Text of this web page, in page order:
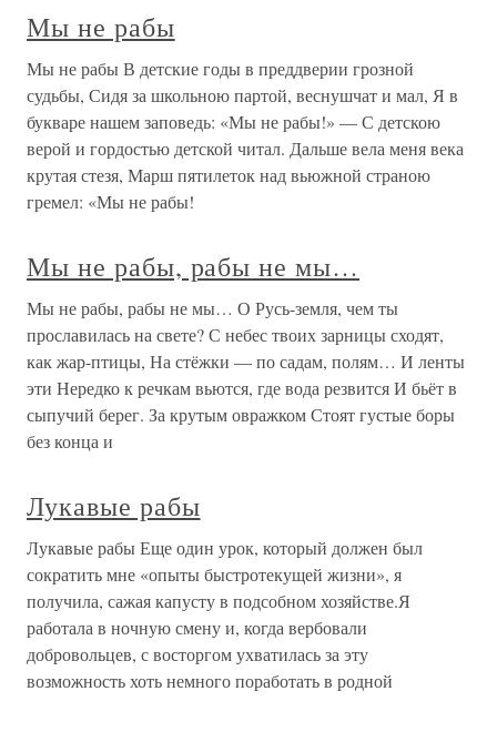
Мы не рабы
Мы не рабы В детские годы в преддверии грозной
судьбы, Сидя за школьною партой, веснушчат и мал, Я в
букваре нашем заповедь: «Мы не рабы!» — С детскою
верой и гордостью детской читал. Дальше вела меня века
крутая стезя, Марш пятилеток над вьюжной страною
гремел: «Мы не рабы!
Мы не рабы, рабы не мы…
Мы не рабы, рабы не мы… О Русь-земля, чем ты
прославилась на свете? С небес твоих зарницы сходят,
как жар-птицы, На стёжки — по садам, полям… И ленты
эти Нередко к речкам вьются, где вода резвится И бьёт в
сыпучий берег. За крутым овражком Стоят густые боры
без конца и
Лукавые рабы
Лукавые рабы Еще один урок, который должен был
сократить мне «опыты быстротекущей жизни», я
получила, сажая капусту в подсобном хозяйстве.Я
работала в ночную смену и, когда вербовали
добровольцев, с восторгом ухватилась за эту
возможность хоть немного поработать в родной